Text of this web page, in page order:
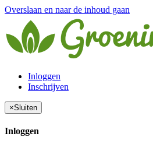
Overslaan en naar de inhoud gaan
Inloggen
Inschrijven
×Sluiten
Inloggen